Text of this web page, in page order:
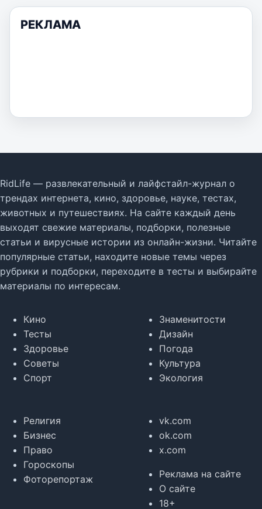
РЕКЛАМА
RidLife — развлекательный и лайфстайл-журнал о
трендах интернета, кино, здоровье, науке, тестах,
животных и путешествиях. На сайте каждый день
выходят свежие материалы, подборки, полезные
статьи и вирусные истории из онлайн-жизни. Читайте
популярные статьи, находите новые темы через
рубрики и подборки, переходите в тесты и выбирайте
материалы по интересам.
Кино
Тесты
Здоровье
Советы
Спорт
Знаменитости
Дизайн
Погода
Культура
Экология
Религия
Бизнес
Право
Гороскопы
Фоторепортаж
vk.com
ok.com
x.com
Реклама на сайте
О сайте
18+